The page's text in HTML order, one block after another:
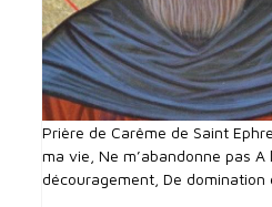
Prière de Carême de Saint
ma vie, Ne m’abandonne pas A
découragement, De domination